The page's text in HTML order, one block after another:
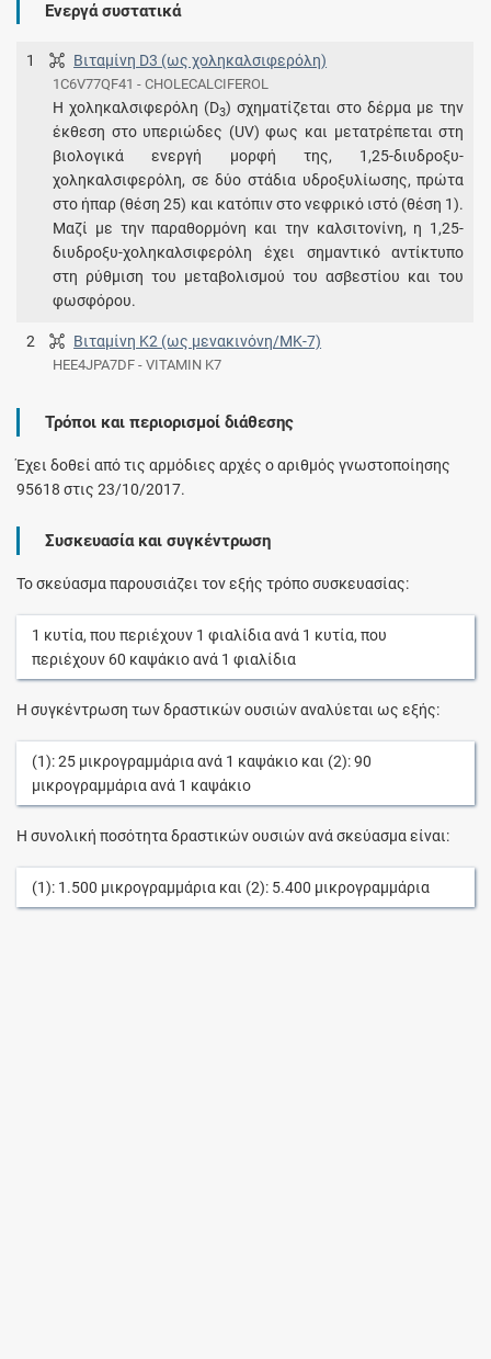
Ενεργά συστατικά
1 Βιταμίνη D3 (ως χοληκαλσιφερόλη)
1C6V77QF41 - CHOLECALCIFEROL
Η χοληκαλσιφερόλη (D3) σχηματίζεται στο δέρμα με την
έκθεση στο υπεριώδες (UV) φως και μετατρέπεται στη
βιολογικά ενεργή μορφή της, 1,25-διυδροξυ-
χοληκαλσιφερόλη, σε δύο στάδια υδροξυλίωσης, πρώτα
στο ήπαρ (θέση 25) και κατόπιν στο νεφρικό ιστό (θέση 1).
Μαζί με την παραθορμόνη και την καλσιτονίνη, η 1,25-
διυδροξυ-χοληκαλσιφερόλη έχει σημαντικό αντίκτυπο
στη ρύθμιση του μεταβολισμού του ασβεστίου και του
φωσφόρου.
2 Βιταμίνη Κ2 (ως μενακινόνη/ΜΚ-7)
HEE4JPA7DF - VITAMIN K7
Τρόποι και περιορισμοί διάθεσης
Έχει δοθεί από τις αρμόδιες αρχές ο αριθμός γνωστοποίησης
95618 στις 23/10/2017.
Συσκευασία και συγκέντρωση
Το σκεύασμα παρουσιάζει τον εξής τρόπο συσκευασίας:
1 κυτία, που περιέχουν 1 φιαλίδιαανά 1 κυτία, που
περιέχουν 60 καψάκιοανά 1 φιαλίδια
Η συγκέντρωση των δραστικών ουσιών αναλύεται ως εξής:
(1):25 μικρογραμμάριαανά 1 καψάκιο και (2):90
μικρογραμμάριαανά 1 καψάκιο
Η συνολική ποσότητα δραστικών ουσιών ανά σκεύασμα είναι:
(1): 1.500 μικρογραμμάρια και (2): 5.400 μικρογραμμάρια